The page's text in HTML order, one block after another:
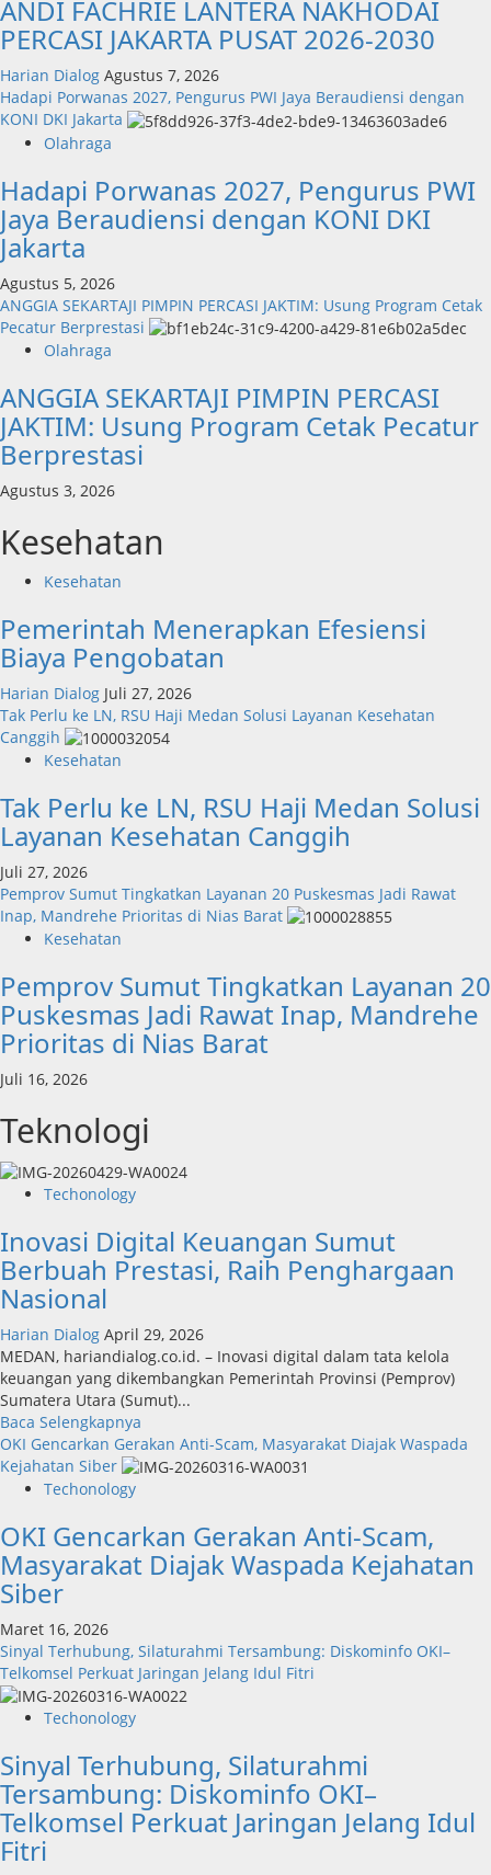
ANDI FACHRIE LANTERA NAKHODAI
PERCASI JAKARTA PUSAT 2026-2030
Harian Dialog Agustus 7, 2026
Hadapi Porwanas 2027, Pengurus PWI Jaya Beraudiensi dengan
KONI DKI Jakarta
Olahraga
Hadapi Porwanas 2027, Pengurus PWI
Jaya Beraudiensi dengan KONI DKI
Jakarta
Agustus 5, 2026
ANGGIA SEKARTAJI PIMPIN PERCASI JAKTIM: Usung Program Cetak
Pecatur Berprestasi
Olahraga
ANGGIA SEKARTAJI PIMPIN PERCASI
JAKTIM: Usung Program Cetak Pecatur
Berprestasi
Agustus 3, 2026
Kesehatan
Kesehatan
Pemerintah Menerapkan Efesiensi
Biaya Pengobatan
Harian Dialog Juli 27, 2026
Tak Perlu ke LN, RSU Haji Medan Solusi Layanan Kesehatan
Canggih
Kesehatan
Tak Perlu ke LN, RSU Haji Medan Solusi
Layanan Kesehatan Canggih
Juli 27, 2026
Pemprov Sumut Tingkatkan Layanan 20 Puskesmas Jadi Rawat
Inap, Mandrehe Prioritas di Nias Barat
Kesehatan
Pemprov Sumut Tingkatkan Layanan 20
Puskesmas Jadi Rawat Inap, Mandrehe
Prioritas di Nias Barat
Juli 16, 2026
Teknologi
Techonology
Inovasi Digital Keuangan Sumut
Berbuah Prestasi, Raih Penghargaan
Nasional
Harian Dialog April 29, 2026
MEDAN, hariandialog.co.id. – Inovasi digital dalam tata kelola
keuangan yang dikembangkan Pemerintah Provinsi (Pemprov)
Sumatera Utara (Sumut)...
Baca Selengkapnya
more
about
Keuangan
Sumut
Berbuah
Nasional
OKI Gencarkan Gerakan Anti-Scam, Masyarakat Diajak Waspada
Kejahatan Siber
Techonology
OKI Gencarkan Gerakan Anti-Scam,
Masyarakat Diajak Waspada Kejahatan
Siber
Maret 16, 2026
Sinyal Terhubung, Silaturahmi Tersambung: Diskominfo OKI–
Telkomsel Perkuat Jaringan Jelang Idul Fitri
Techonology
Sinyal Terhubung, Silaturahmi
Tersambung: Diskominfo OKI–
Telkomsel Perkuat Jaringan Jelang Idul
Fitri